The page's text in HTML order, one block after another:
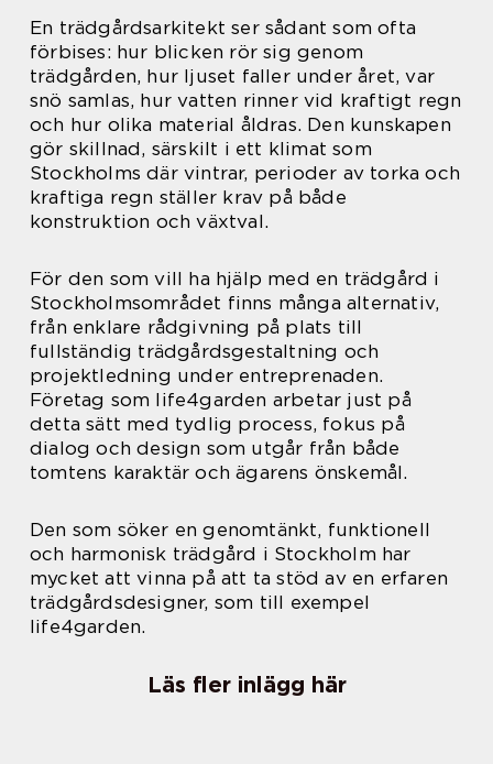
En trädgårdsarkitekt ser sådant som ofta
förbises: hur blicken rör sig genom
trädgården, hur ljuset faller under året, var
snö samlas, hur vatten rinner vid kraftigt regn
och hur olika material åldras. Den kunskapen
gör skillnad, särskilt i ett klimat som
Stockholms där vintrar, perioder av torka och
kraftiga regn ställer krav på både
konstruktion och växtval.
För den som vill ha hjälp med en trädgård i
Stockholmsområdet finns många alternativ,
från enklare rådgivning på plats till
fullständig trädgårdsgestaltning och
projektledning under entreprenaden.
Företag som life4garden arbetar just på
detta sätt med tydlig process, fokus på
dialog och design som utgår från både
tomtens karaktär och ägarens önskemål.
Den som söker en genomtänkt, funktionell
och harmonisk trädgård i Stockholm har
mycket att vinna på att ta stöd av en erfaren
trädgårdsdesigner, som till exempel
life4garden.
Läs fler inlägg här